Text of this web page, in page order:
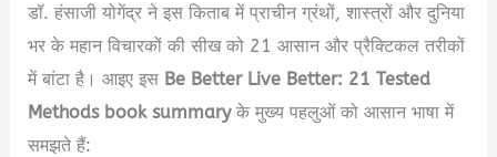
डॉ. हंसाजी योगेंद्र ने इस किताब में प्राचीन ग्रंथों, शास्त्रों और दुनिया
भर के महान विचारकों की सीख को 21 आसान और प्रैक्टिकल तरीकों
में बांटा है। आइए इस Be Better Live Better: 21 Tested
Methods book summaryके मुख्य पहलुओं को आसान भाषा में
समझते हैं: